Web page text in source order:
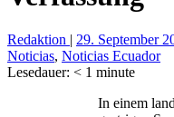
Redaktion | 29. September
Noticias, Noticias Ecuador
Lesedauer: < 1 minute
In einem